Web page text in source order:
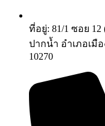
ที่อยู่: 81/1 ซอย
ปากน้ำ อำเภอเมื
10270